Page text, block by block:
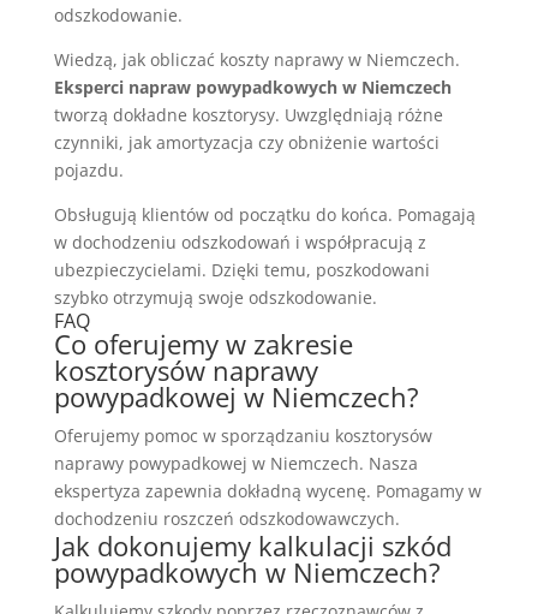
odszkodowanie.
Wiedzą, jak obliczać koszty naprawy w Niemczech.
Eksperci napraw powypadkowych w Niemczech
tworzą dokładne kosztorysy. Uwzględniają różne
czynniki, jak amortyzacja czy obniżenie wartości
pojazdu.
Obsługują klientów od początku do końca. Pomagają
w dochodzeniu odszkodowań i współpracują z
ubezpieczycielami. Dzięki temu, poszkodowani
szybko otrzymują swoje odszkodowanie.
FAQ
Co oferujemy w zakresie
kosztorysów naprawy
powypadkowej w Niemczech?
Oferujemy pomoc w sporządzaniu kosztorysów
naprawy powypadkowej w Niemczech. Nasza
ekspertyza zapewnia dokładną wycenę. Pomagamy w
dochodzeniu roszczeń odszkodowawczych.
Jak dokonujemy kalkulacji szkód
powypadkowych w Niemczech?